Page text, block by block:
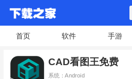
首页 软件 手游
CAD看图王免费
系统：Android